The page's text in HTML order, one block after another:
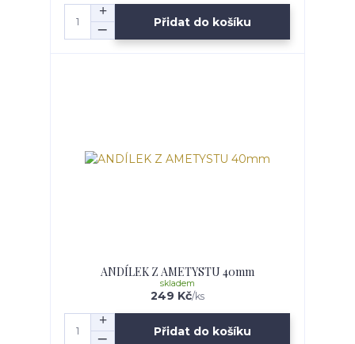
Přidat do košíku
ANDÍLEK Z AMETYSTU 40mm
249 Kč/ks
skladem
Přidat do košíku